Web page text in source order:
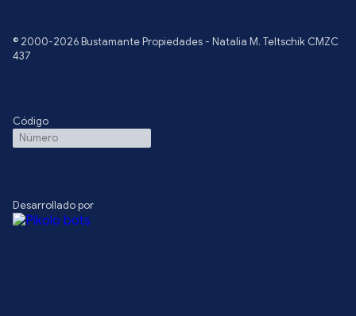
© 2000-2026 Bustamante Propiedades - Natalia M. Teltschik CMZC
437
Código
Desarrollado por